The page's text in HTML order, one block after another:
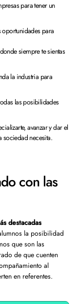
para tener un
oportunidades para
siempre te sientas
la industria para
las posibilidades
avanzar y dar el
sociedad necesita.
con las
destacadas
la posibilidad
que son las
de que cuenten
al
en referentes.